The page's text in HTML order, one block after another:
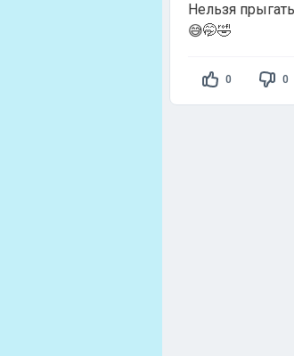
Нельзя
😅🤭🤣
0 0